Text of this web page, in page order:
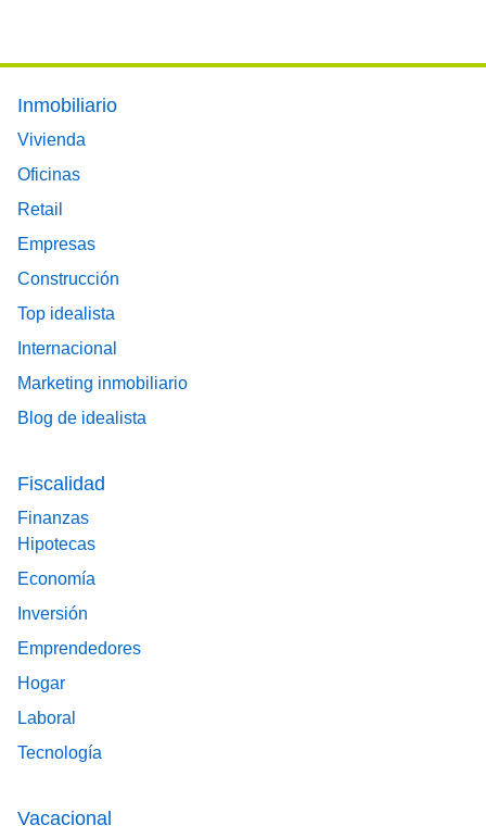
Footer main menu
Inmobiliario
Vivienda
Oficinas
Retail
Empresas
Construcción
Top idealista
Internacional
Marketing inmobiliario
Blog de idealista
Fiscalidad
Finanzas
Hipotecas
Economía
Inversión
Emprendedores
Hogar
Laboral
Tecnología
Vacacional